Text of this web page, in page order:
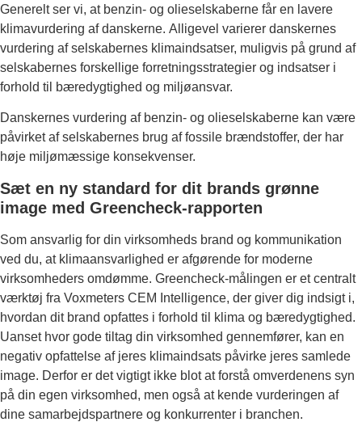
Generelt ser vi, at benzin- og olieselskaberne får en lavere
klimavurdering af danskerne. Alligevel varierer danskernes
vurdering af selskabernes klimaindsatser, muligvis på grund af
selskabernes forskellige forretningsstrategier og indsatser i
forhold til bæredygtighed og miljøansvar.
Danskernes vurdering af benzin- og olieselskaberne kan være
påvirket af selskabernes brug af fossile brændstoffer, der har
høje miljømæssige konsekvenser.
Sæt en ny standard for dit brands grønne
image med Greencheck-rapporten
Som ansvarlig for din virksomheds brand og kommunikation
ved du, at klimaansvarlighed er afgørende for moderne
virksomheders omdømme. Greencheck-målingen er et centralt
værktøj fra Voxmeters CEM Intelligence, der giver dig indsigt i,
hvordan dit brand opfattes i forhold til klima og bæredygtighed.
Uanset hvor gode tiltag din virksomhed gennemfører, kan en
negativ opfattelse af jeres klimaindsats påvirke jeres samlede
image. Derfor er det vigtigt ikke blot at forstå omverdenens syn
på din egen virksomhed, men også at kende vurderingen af
dine samarbejdspartnere og konkurrenter i branchen.